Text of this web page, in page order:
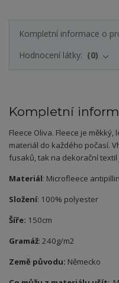
Kompletní informace o
Hodnocení látky:
0
Kompletní
Fleece Oliva. Fleece je
materiál do každého počasí.
fusaků, tak na dekorační
Materiál: Microfleece
Složení: 100% polyester
Šíře: 150cm
Gramáž: 240g/m2
Země původu: Německo